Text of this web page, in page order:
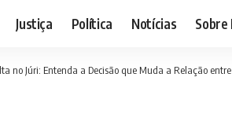
Justiça Política Notícias Sobre
no Júri: Entenda a Decisão que Muda a Relação